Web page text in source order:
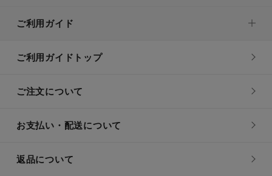
ご利用ガイド
ご利用ガイドトップ
ご注文について
お支払い・配送について
返品について